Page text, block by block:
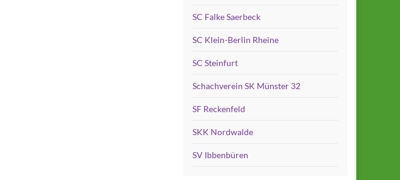
SC Falke Saerbeck
SC Klein-Berlin Rheine
SC Steinfurt
Schachverein SK Münster 32
SF Reckenfeld
SKK Nordwalde
SV Ibbenbüren